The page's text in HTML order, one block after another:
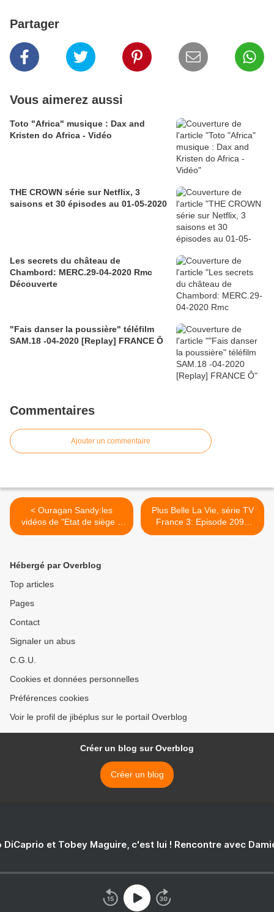
Partager
Vous aimerez aussi
Toto "Africa" musique : Dax and
Kristen do Africa - Vidéo
THE CROWN série sur Netflix, 3
saisons et 30 épisodes au 01-05-2020
Les secrets du château de
Chambord: MERC.29-04-2020 Rmc
Découverte
"Fais danser la poussière" téléfilm
SAM.18 -04-2020 [Replay] FRANCE Ô
Commentaires
Ajouter un commentaire
< Ouragan Sandy:les
vidéos de "Etat de siège à
New-York et sur la Côte
Plus Belle La Vie, série TV
France 3: Episode 2093
Mercredi 31 octobre 2012
Hébergé par Overblog
Top articles
Pages
Contact
Signaler un abus
C.G.U.
Cookies et données personnelles
Préférences cookies
Voir le profil de jibéplus sur le portail Overblog
Créer un blog sur Overblog
Créer un blog
DiCaprio et Tobey Maguire, c'est lui ! Rencontre avec